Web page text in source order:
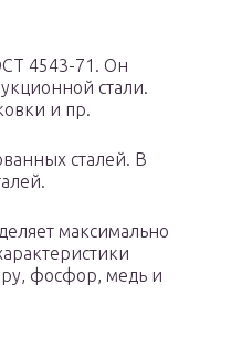
4543-71. Он
стали.
и пр.
сталей. В
максимально
фосфор, медь и